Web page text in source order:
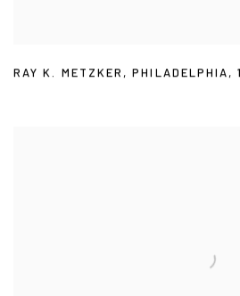
RAY K. METZKER ,PHILADELPHIA,